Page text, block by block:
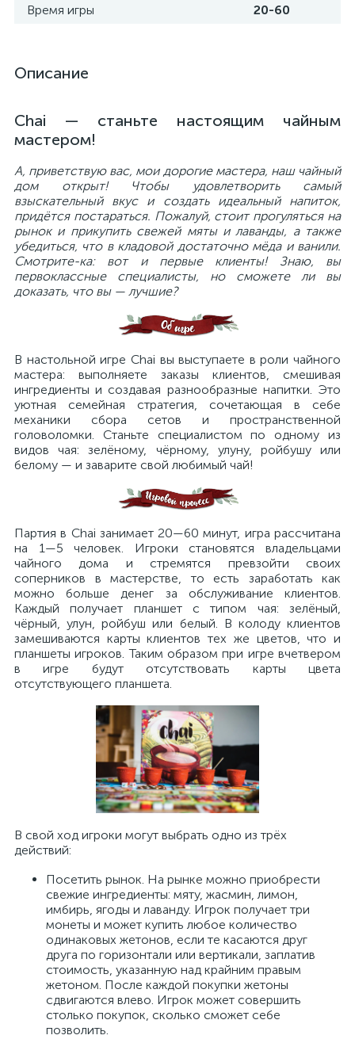
Время игры
20-60
Описание
Chai — станьте настоящим чайным
мастером!
А, приветствую вас, мои дорогие мастера, наш чайный
дом открыт! Чтобы удовлетворить самый
взыскательный вкус и создать идеальный напиток,
придётся постараться. Пожалуй, стоит прогуляться на
рынок и прикупить свежей мяты и лаванды, а также
убедиться, что в кладовой достаточно мёда и ванили.
Смотрите-ка: вот и первые клиенты! Знаю, вы
первоклассные специалисты, но сможете ли вы
доказать, что вы — лучшие?
В настольной игре Chai вы выступаете в роли чайного
мастера: выполняете заказы клиентов, смешивая
ингредиенты и создавая разнообразные напитки. Это
уютная семейная стратегия, сочетающая в себе
механики сбора сетов и пространственной
головоломки. Станьте специалистом по одному из
видов чая: зелёному, чёрному, улуну, ройбушу или
белому — и заварите свой любимый чай!
Партия в Chai занимает 20—60 минут, игра рассчитана
на 1—5 человек. Игроки становятся владельцами
чайного дома и стремятся превзойти своих
соперников в мастерстве, то есть заработать как
можно больше денег за обслуживание клиентов.
Каждый получает планшет с типом чая: зелёный,
чёрный, улун, ройбуш или белый. В колоду клиентов
замешиваются карты клиентов тех же цветов, что и
планшеты игроков. Таким образом при игре вчетвером
в игре будут отсутствовать карты цвета
отсутствующего планшета.
В свой ход игроки могут выбрать одно из трёх
действий:
Посетить рынок. На рынке можно приобрести
свежие ингредиенты: мяту, жасмин, лимон,
имбирь, ягоды и лаванду. Игрок получает три
монеты и может купить любое количество
одинаковых жетонов, если те касаются друг
друга по горизонтали или вертикали, заплатив
стоимость, указанную над крайним правым
жетоном. После каждой покупки жетоны
сдвигаются влево. Игрок может совершить
столько покупок, сколько сможет себе
позволить.